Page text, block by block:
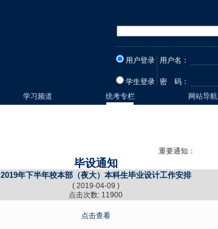
用户登录 用户名 ：
学生登录 密 码：
学习频道 统考专栏 网站导航
重要通知：
毕设通知
2019年下半年校本部（夜大）本科生毕业设计工作安排
( 2019-04-09 )
点击次数: 11900
点击查看